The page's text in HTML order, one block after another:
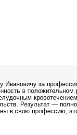
Ивановичу за
в положительном
Результат —
в свою профессию,